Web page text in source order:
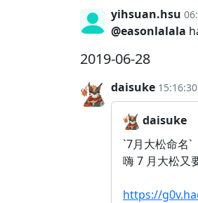
yihsuan.hsu
@easonlalala
2019-06-28
daisuke 15:16:30
daisuke
`7月大松命名`
嗨 7 月大松又
https://